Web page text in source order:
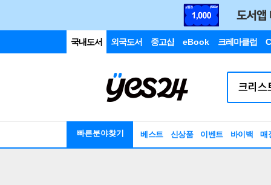
국내도서 외국도서 중고샵 eBook 크레마클럽
빠른분야찾기 베스트 신상품 이벤트 바이백 매